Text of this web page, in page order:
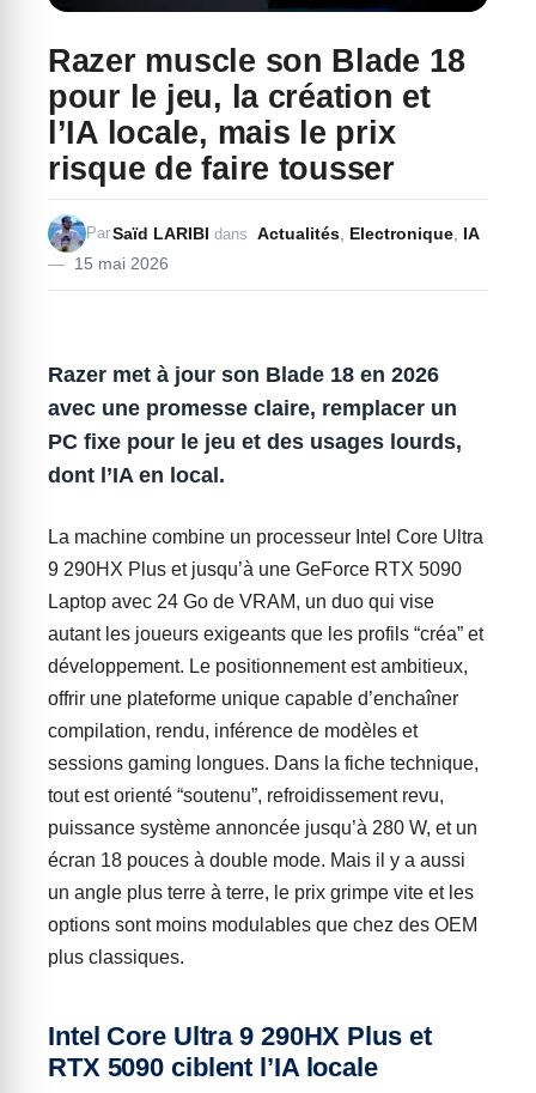
Razer muscle son Blade 18
pour le jeu, la création et
l’IA locale, mais le prix
risque de faire tousser
15 mai 2026
ParSaïd LARIBI dans Actualités Electronique IA
Razer met à jour son Blade 18 en 2026
avec une promesse claire, remplacer un
PC fixe pour le jeu et des usages lourds,
dont l’IA en local.
La machine combine un processeur Intel Core Ultra
9 290HX Plus et jusqu’à une GeForce RTX 5090
Laptop avec 24 Go de VRAM, un duo qui vise
autant les joueurs exigeants que les profils “créa” et
développement. Le positionnement est ambitieux,
offrir une plateforme unique capable d’enchaîner
compilation, rendu, inférence de modèles et
sessions gaming longues. Dans la fiche technique,
tout est orienté “soutenu”, refroidissement revu,
puissance système annoncée jusqu’à 280 W, et un
écran 18 pouces à double mode. Mais il y a aussi
un angle plus terre à terre, le prix grimpe vite et les
options sont moins modulables que chez des OEM
plus classiques.
Intel Core Ultra 9 290HX Plus et
RTX 5090 ciblent l’IA locale